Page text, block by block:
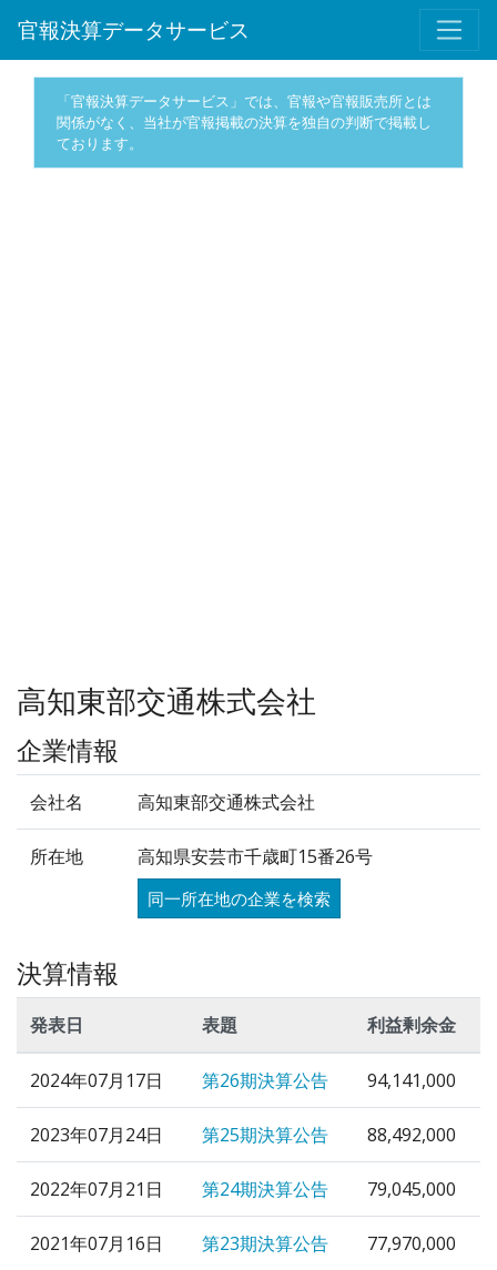
官報決算データサービス
「官報決算データサービス」では、官報や官報販売所とは
関係がなく、当社が官報掲載の決算を独自の判断で掲載し
ております。
高知東部交通株式会社
企業情報
会社名 高知東部交通株式会社
所在地 高知県安芸市千歳町15番26号
同一所在地の企業を検索
決算情報
発表日 表題 利益剰余金
2024年07月17日 第26期決算公告 94,141,000
2023年07月24日 第25期決算公告 88,492,000
2022年07月21日 第24期決算公告 79,045,000
2021年07月16日 第23期決算公告 77,970,000